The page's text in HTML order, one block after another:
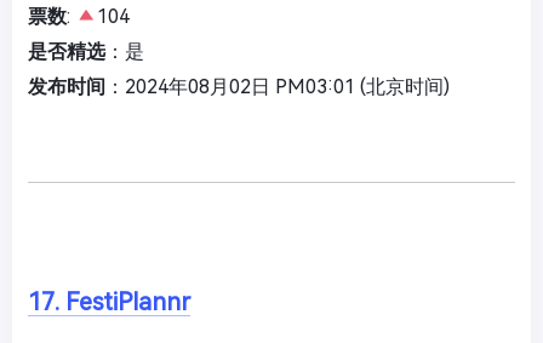
票数:
104
是否精选：是
发布时间 ：2024年08月02日 PM03:01 (北京时间)
17. FestiPlannr